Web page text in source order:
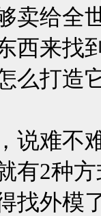
卖给全
西来找
么打造
说难不
有2种
找外模